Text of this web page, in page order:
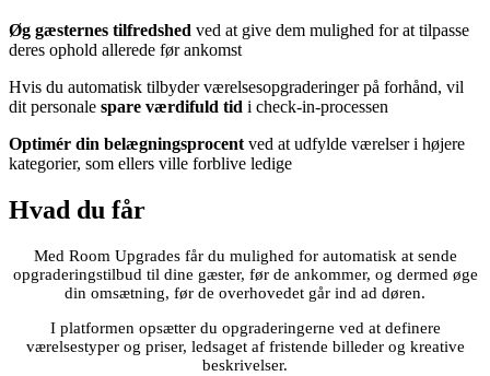
Øg gæsternes tilfredshed ved at give dem mulighed for at tilpasse
deres ophold allerede før ankomst
Hvis du automatisk tilbyder værelsesopgraderinger på forhånd, vil
dit personale spare værdifuld tid i check-in-processen
Optimér din belægningsprocent ved at udfylde værelser i højere
kategorier, som ellers ville forblive ledige
Hvad du får
Med Room Upgrades får du mulighed for automatisk at sende
opgraderingstilbud til dine gæster, før de ankommer, og dermed øge
din omsætning, før de overhovedet går ind ad døren.
I platformen opsætter du opgraderingerne ved at definere
værelsestyper og priser, ledsaget af fristende billeder og kreative
beskrivelser.